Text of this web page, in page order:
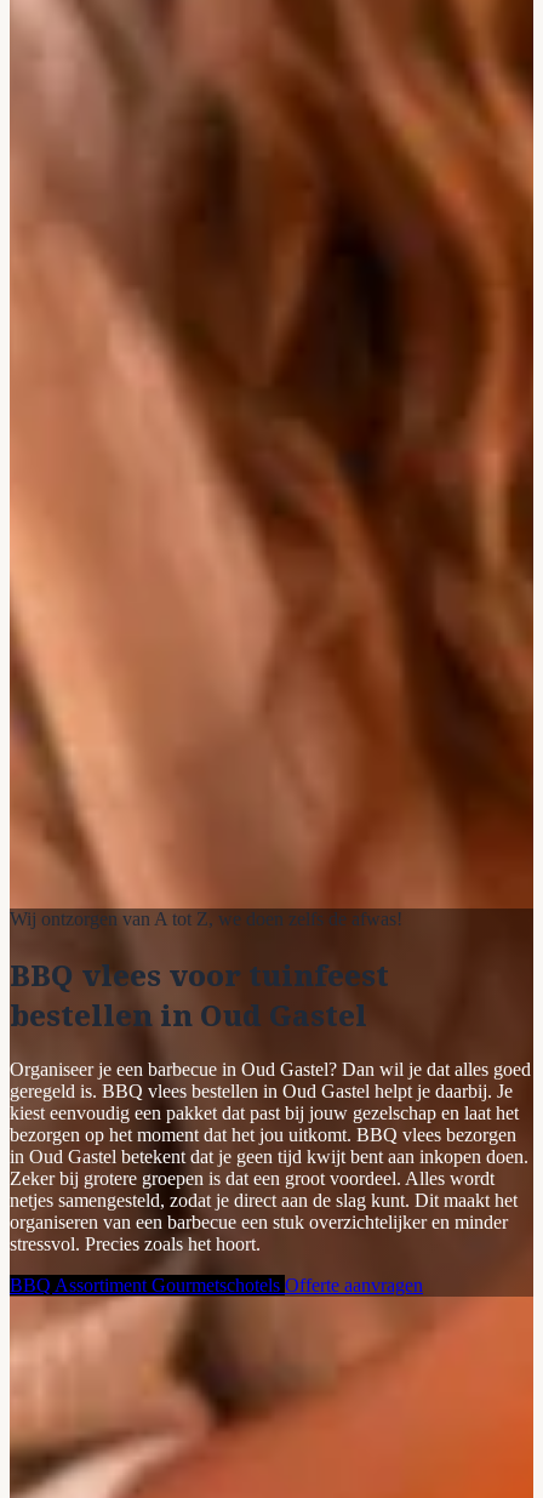
Wij ontzorgen van A tot Z, we doen zelfs de afwas!
BBQ vlees voor tuinfeest
bestellen in Oud Gastel
Organiseer je een barbecue in Oud Gastel? Dan wil je dat alles goed
geregeld is. BBQ vlees bestellen in Oud Gastel helpt je daarbij. Je
kiest eenvoudig een pakket dat past bij jouw gezelschap en laat het
bezorgen op het moment dat het jou uitkomt. BBQ vlees bezorgen
in Oud Gastel betekent dat je geen tijd kwijt bent aan inkopen doen.
Zeker bij grotere groepen is dat een groot voordeel. Alles wordt
netjes samengesteld, zodat je direct aan de slag kunt. Dit maakt het
organiseren van een barbecue een stuk overzichtelijker en minder
stressvol. Precies zoals het hoort.
BBQ Assortiment Gourmetschotels Offerte aanvragen